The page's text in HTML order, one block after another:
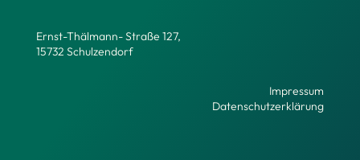
Ernst-Thälmann- Straße 127,
15732 Schulzendorf
Impressum
Datenschutzerklärung